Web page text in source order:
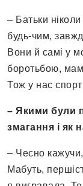
– Батьки
будь-чим,
Вони й самі у
боротьбою,
Тож у нас
– Якими були
змагання і як
– Чесно
Мабуть,